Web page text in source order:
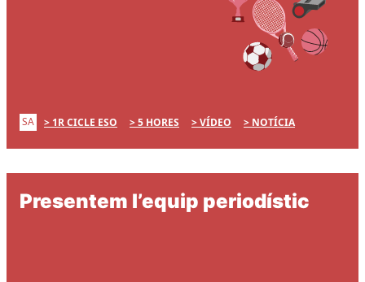
SA 1R CICLE ESO 5 HORES VÍDEO NOTÍCIA
Presentem l’equip periodístic